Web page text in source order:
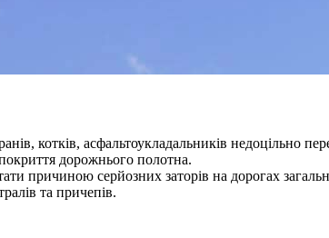
котків, асфальтоукладальників недоцільно
дорожнього полотна.
причиною серйозних заторів на дорогах
та причепів.